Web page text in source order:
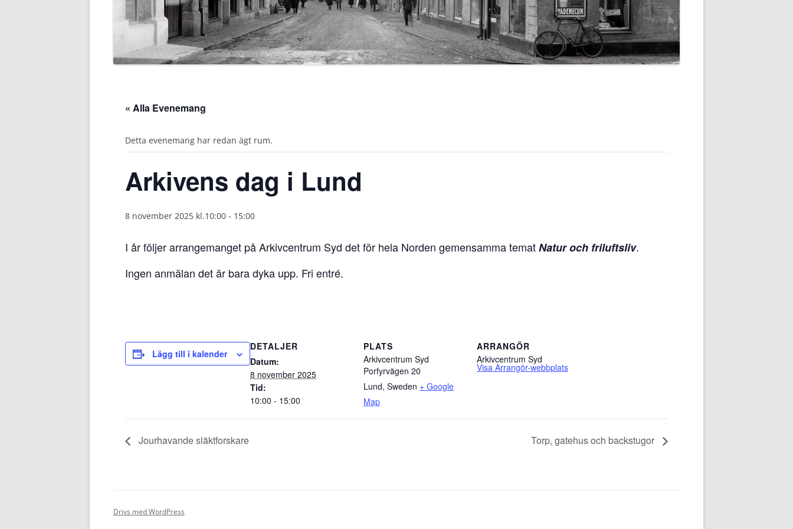
SLÄKTFORSKARFÖRBUNDS
WEBBSHOP
KONTAKT
« Alla Evenemang
Detta evenemang har redan ägt rum.
Arkivens dag i Lund
8 november 2025 kl.10:00 - 15:00
I år följer arrangemanget på Arkivcentrum Syd det för hela Norden gemensamma tematNatur och friluftsliv.
Ingen anmälan det är bara dyka upp. Fri entré.
Lägg till i kalender
DETALJER
Datum:
8 november 2025
Tid:
10:00 - 15:00
PLATS
Arkivcentrum Syd
Porfyrvägen 20
Lund, Sweden + Google
Map
ARRANGÖR
Arkivcentrum Syd
Visa Arrangör-webbplats
Jourhavande släktforskare Torp, gatehus och backstugor
Drivs med WordPress